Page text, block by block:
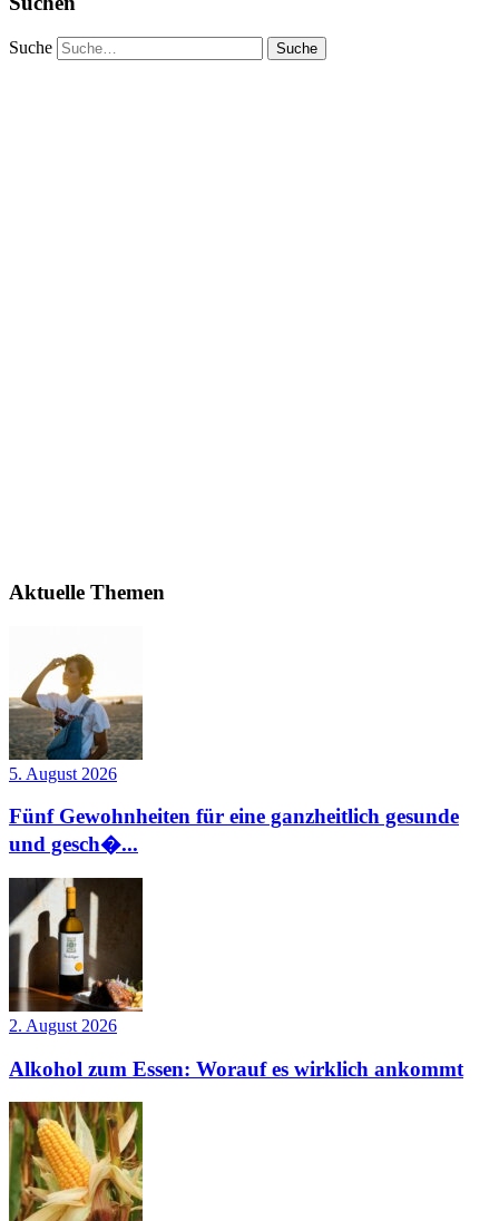
Suche
Aktuelle Themen
5. August 2026
Fünf Gewohnheiten für eine ganzheitlich gesunde
und gesch�...
2. August 2026
Alkohol zum Essen: Worauf es wirklich ankommt